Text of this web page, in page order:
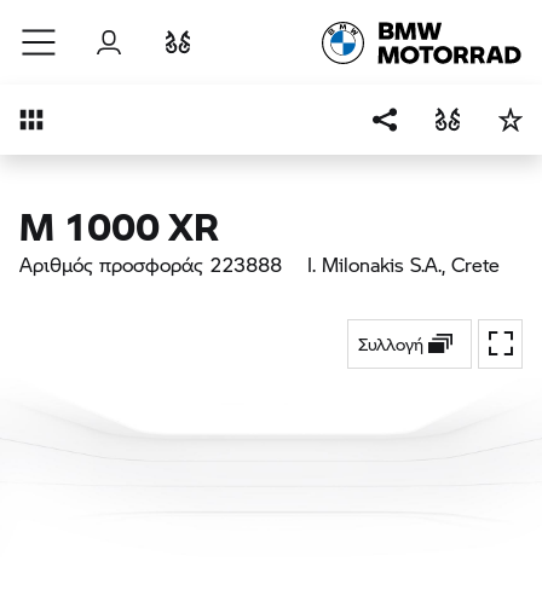
Μετάβαση στο κύριο περιεχόμενο
Σύνδεση
Επισκόπηση
M 1000 XR
Αριθμός προσφοράς 223888 I. Milonakis S.A., Crete
Συλλογή